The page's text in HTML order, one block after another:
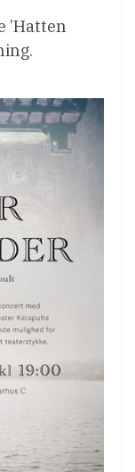
’Hatten